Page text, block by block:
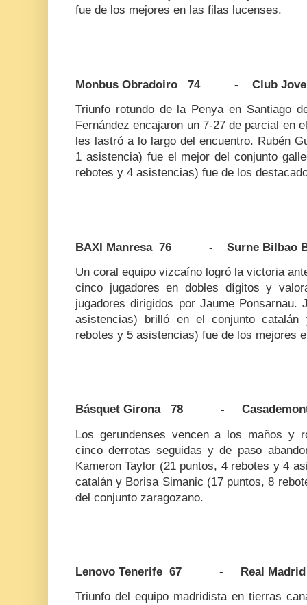
fue de los mejores en las filas lucenses.
Monbus Obradoiro 74 - Club
Triunfo rotundo de la Penya en Santiago
Fernández encajaron un 7-27 de parcial en
les lastró a lo largo del encuentro. Rubén
1 asistencia) fue el mejor del conjunto
rebotes y 4 asistencias) fue de los
BAXI Manresa 76 - Surne Bilbao
Un coral equipo vizcaíno logró la victoria
cinco jugadores en dobles dígitos y
jugadores dirigidos por Jaume
asistencias) brilló en el conjunto
rebotes y 5 asistencias) fue de los mejores
Básquet Girona 78 - Casademont
Los gerundenses vencen a los maños y
cinco derrotas seguidas y de paso
Kameron Taylor (21 puntos, 4 rebotes y 4
catalán y Borisa Simanic (17 puntos, 8
del conjunto zaragozano.
Lenovo Tenerife 67 - Real
Triunfo del equipo madridista en tierras